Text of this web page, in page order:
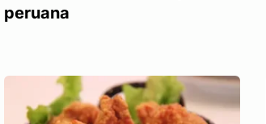
peruana